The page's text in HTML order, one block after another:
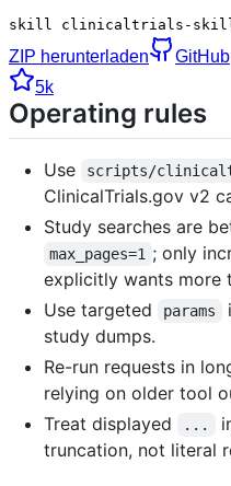
skill clinicaltrials-
ZIP herunterladen
GitHub
5k
Operating rules
Use scripts/
ClinicalTrials.gov v2
Study searches are
max_pages=1 ; only
explicitly wants more
Use targeted
params
study dumps.
Re-run requests in
relying on older tool
Treat displayed
...
truncation, not literal